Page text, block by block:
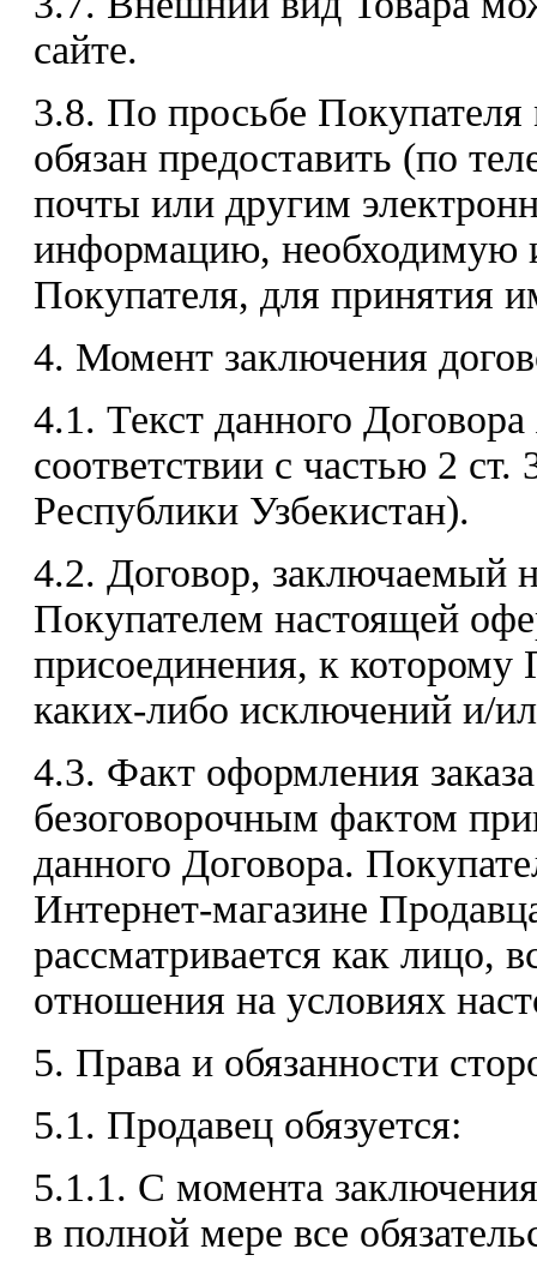
сайте.
3.8. По просьбе Покупателя
обязан предоставить (по
почты или другим
информацию, необходимую
Покупателя, для принятия
4. Момент заключения
4.1. Текст данного
соответствии с частью 2 ст.
Республики Узбекистан).
4.2. Договор, заключаемый
Покупателем настоящей
присоединения, к которому
каких-либо исключений и/
4.3. Факт оформления
безоговорочным фактом
данного Договора.
Интернет-магазине
рассматривается как лицо,
отношения на условиях
5. Права и обязанности
5.1. Продавец обязуется:
5.1.1. С момента
в полной мере все